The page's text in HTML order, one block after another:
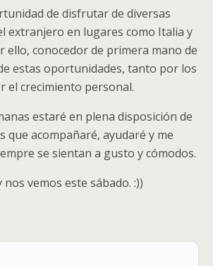
de disfrutar de diversas
extranjero en lugares como Italia y
ello, conocedor de primera mano de
estas oportunidades, tanto por los
el crecimiento personal.
estaré en plena disposición de
que acompañaré, ayudaré y me
se sientan a gusto y cómodos.
vemos este sábado. :))